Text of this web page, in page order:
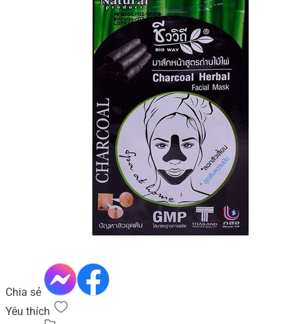
Chia sẻ
Yêu thích